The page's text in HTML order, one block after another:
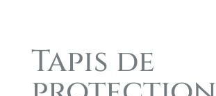
Tapis de